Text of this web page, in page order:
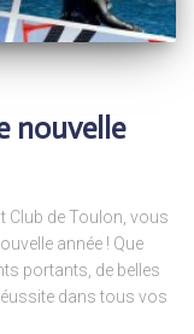
nouvelle
Club de Toulon, vous
année ! Que
portants, de belles
dans tous vos